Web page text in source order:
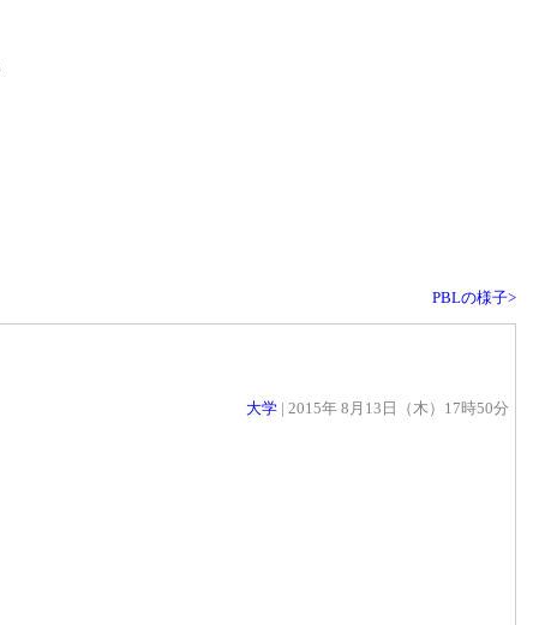
PBLの様子>
大学 | 2015年 8月13日（木）17時50分